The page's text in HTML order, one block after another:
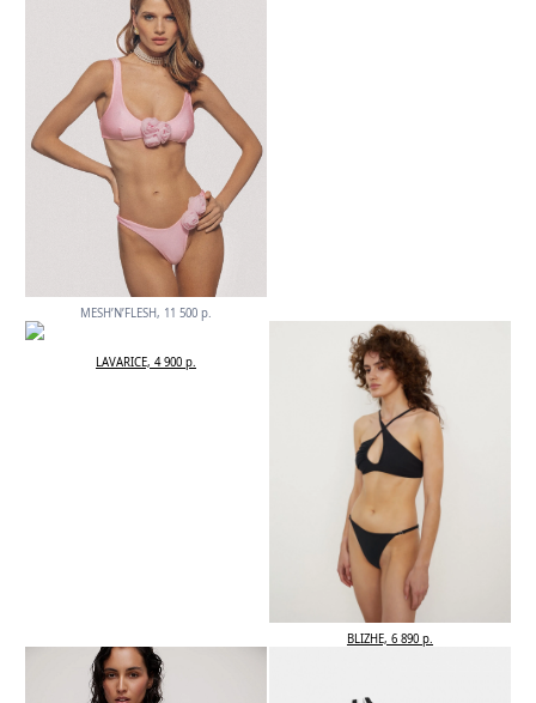
MESH’N’FLESH, 11 500 р.
LAVARICE, 4 900 р.
BLIZHE, 6 890 р.